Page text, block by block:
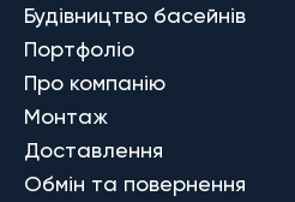
Будівництво басейнів
Портфоліо
Про компанію
Монтаж
Доставлення
Обмін та повернення